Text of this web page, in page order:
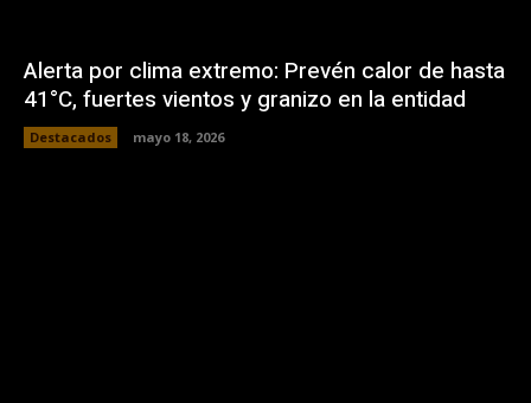
Alerta por clima extremo: Prevén calor de hasta
41°C, fuertes vientos y granizo en la entidad
Destacados mayo 18, 2026